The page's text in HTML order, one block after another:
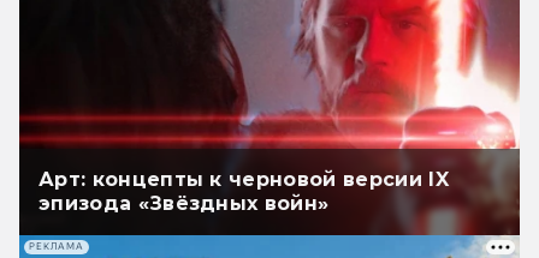
Арт: концепты к черновой версии IX
эпизода «Звёздных войн»
РЕКЛАМА